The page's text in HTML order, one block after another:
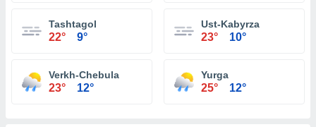
Tashtagol
22° 9°
Ust-Kabyrza
23° 10°
Verkh-Chebula
23° 12°
Yurga
25° 12°